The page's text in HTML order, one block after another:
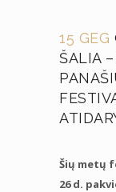
15 GEG
ŠALIA
Šių metų
26 d.